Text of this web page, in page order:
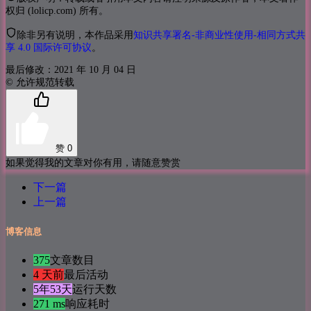
权归 (lolicp.com) 所有。
除非另有说明，本作品采用 知识共享署名-非商业性使用-相同方式共
享 4.0 国际许可协议。
最后修改：2021 年 10 月 04 日
© 允许规范转载
赞 0
如果觉得我的文章对你有用，请随意赞赏
下一篇
上一篇
博客信息
375文章数目
4 天前最后活动
5年53天运行天数
271 ms响应耗时